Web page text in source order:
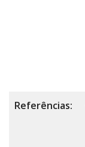
Referências: